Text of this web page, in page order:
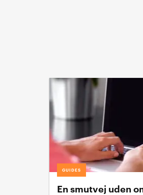
GUIDES
En smutvej uden